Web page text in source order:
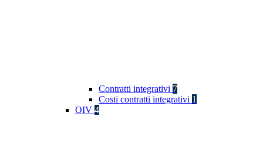
Contratti integrativi 7
Costi contratti integrativi 1
OIV 4